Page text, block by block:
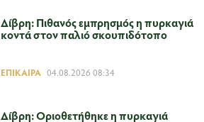
Δίβρη: Πιθανός εμπρησμός η πυρκαγιά
κοντά στον παλιό σκουπιδότοπο
ΕΠΊΚΑΙΡΑ 04.08.2026 08:34
Δίβρη: Οριοθετήθηκε η πυρκαγιά